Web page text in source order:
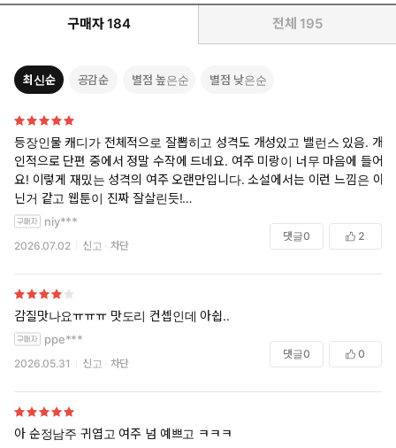
구매자 184 전체 195
최신순 공감순 별점 높은순 별점 낮은순
등장인물 캐디가 전체적으로 잘뽑히고 성격도 개성있고 밸런스 있음. 개
인적으로 단편 중에서 정말 수작에 드네요. 여주 미랑이 너무 마음에 들어
요! 이렇게 재밌는 성격의 여주 오랜만입니다. 소설에서는 이런 느낌은 아
닌거 같고 웹툰이 진짜 잘살린듯!
단편으로만 하기에 조금 아쉬워요
niy***
2026.07.02 신고 차단
댓글0 2
감질맛나요ㅠㅠㅠ 맛도리 컨셉인데 아쉽..
ppe***
2026.05.31 신고 차단
댓글0 0
아 순정남주 귀엽고 여주 넘 예쁘고 ㅋㅋㅋ